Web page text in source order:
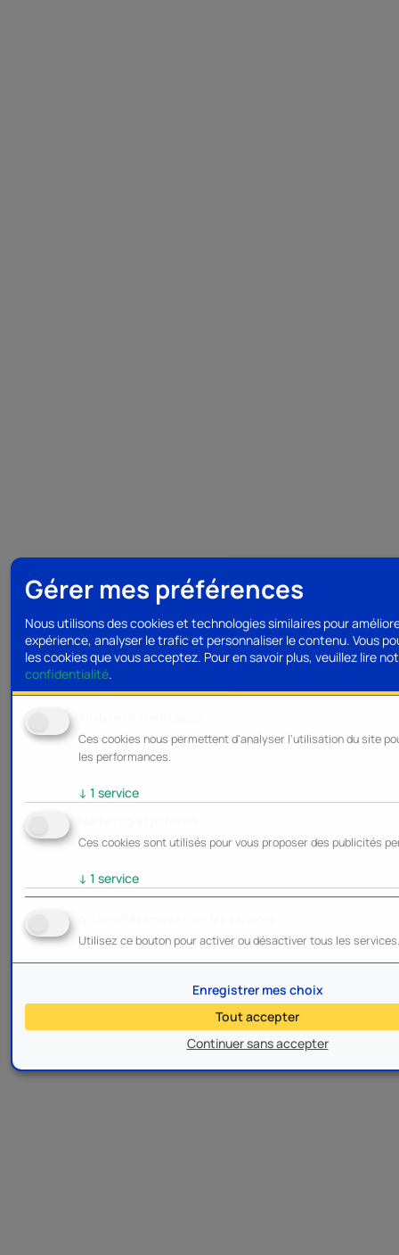
Gérer mes préférences
Nous utilisons des cookies et technologies similaires pour
expérience, analyser le trafic et personnaliser le contenu. Vous
les cookies que vous acceptez. Pour en savoir plus, veuillez lire
confidentialité.
Ces cookies nous permettent d'analyser l'utilisation du site
les performances.
↓ 1 service
Ces cookies sont utilisés pour vous proposer des publicités
↓ 1 service
Utilisez ce bouton pour activer ou désactiver tous les services.
Continuer sans accepter
Enregistrer mes choix
Tout accepter